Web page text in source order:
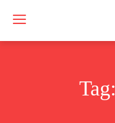
Tag: